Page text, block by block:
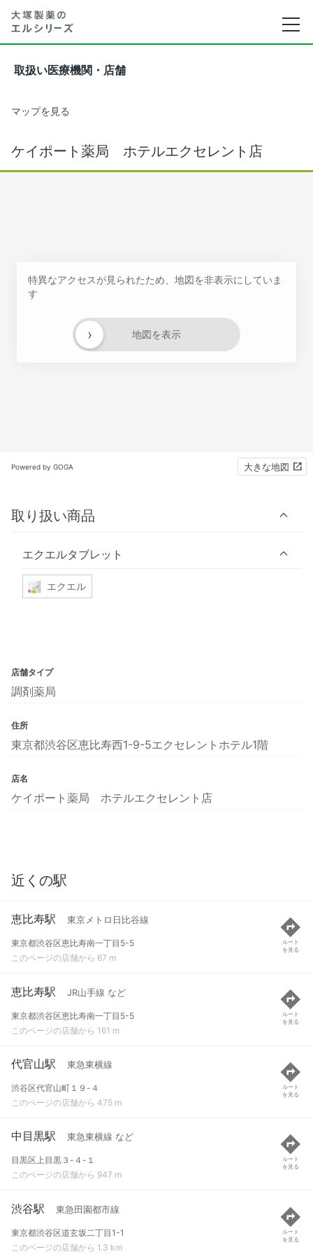
取扱い医療機関・店舗
マップを見る
ケイポート薬局 ホテルエクセレント店
特異なアクセスが見られたため、地図を非表示にしていま
す
地図を表示
›
Powered by GOGA 大きな地図
取り扱い商品
エクエルタブレット
エクエル
店舗タイプ
調剤薬局
住所
東京都渋谷区恵比寿西1-9-5エクセレントホテル1階
店名
ケイポート薬局 ホテルエクセレント店
近くの駅
恵比寿駅 東京メトロ日比谷線
東京都渋谷区恵比寿南一丁目5-5
このページの店舗から 67 m
ルート
を見る
恵比寿駅 JR山手線 など
東京都渋谷区恵比寿南一丁目5-5
このページの店舗から 161 m
ルート
を見る
代官山駅 東急東横線
渋谷区代官山町１９-４
このページの店舗から 475 m
ルート
を見る
中目黒駅 東急東横線 など
目黒区上目黒３-４-１
このページの店舗から 947 m
ルート
を見る
渋谷駅 東急田園都市線
東京都渋谷区道玄坂二丁目1-1
このページの店舗から 1.3 km
ルート
を見る